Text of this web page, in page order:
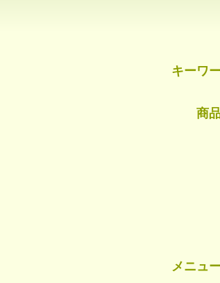
キーワ
商
メニュ